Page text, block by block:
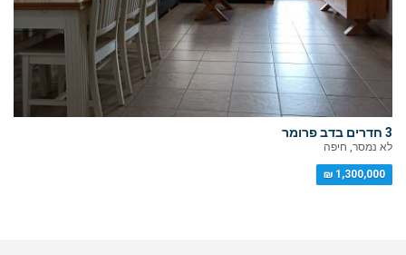
3 חדרים בדב פרומר
לא נמסר, חיפה
1,300,000 ₪